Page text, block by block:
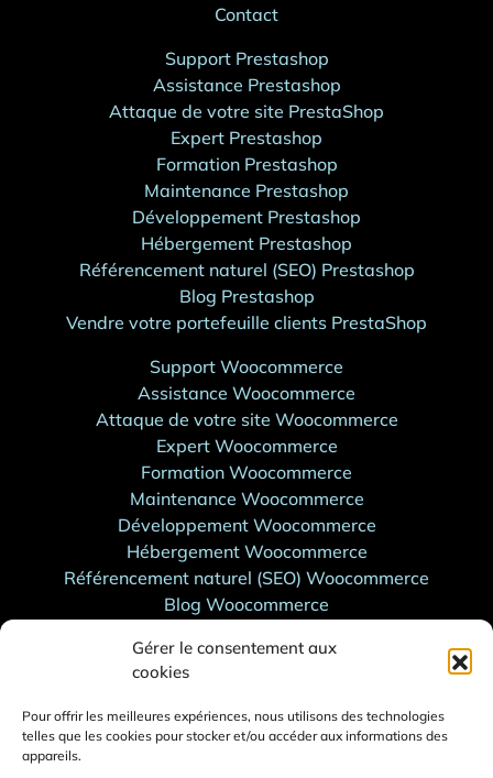
Gérer le consentement aux
cookies
Pour offrir les meilleures expériences, nous utilisons des technologies
telles que les cookies pour stocker et/ou accéder aux informations des
appareils.
Contact
Support Prestashop
Assistance Prestashop
Attaque de votre site PrestaShop
Expert Prestashop
Formation Prestashop
Maintenance Prestashop
Développement Prestashop
Hébergement Prestashop
Référencement naturel (SEO) Prestashop
Blog Prestashop
Vendre votre portefeuille clients PrestaShop
Support Woocommerce
Assistance Woocommerce
Attaque de votre site Woocommerce
Expert Woocommerce
Formation Woocommerce
Maintenance Woocommerce
Développement Woocommerce
Hébergement Woocommerce
Référencement naturel (SEO) Woocommerce
Blog Woocommerce
Support Shopify
Attaque de votre site Shopify